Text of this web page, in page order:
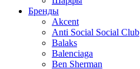
Бренды
Akcent
Anti Social Social Club
Balaks
Balenciaga
Ben Sherman